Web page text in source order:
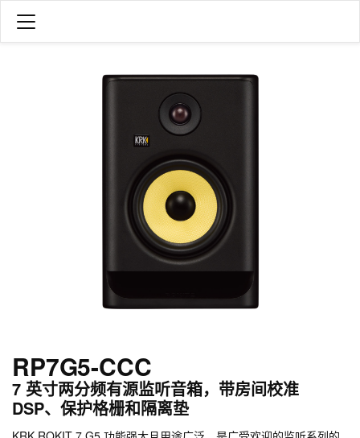
RP7G5-CCC
7 英寸两分频有源监听音箱，带房间校准
DSP、保护格栅和隔离垫